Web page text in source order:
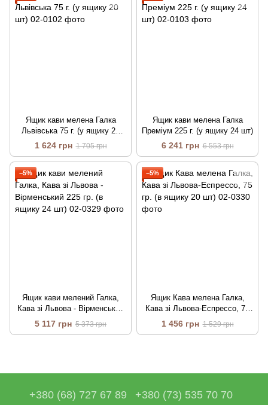
Ящик кави мелена Галка
Львівська 75 г. (у ящику 20
1 624 грн 1 705 грн
Ящик кави мелена Галка
Преміум 225 г. (у ящику 24 шт)
6 241 грн 6 553 грн
−5%
Ящик кави мелений Галка,
Кава зі Львова - Вірменський
225 гр. (в ящику 24 шт)
5 117 грн 5 373 грн
−5%
Ящик Кава мелена Галка,
Кава зі Львова-Еспрессо, 75
гр. (в ящику 20 шт)
1 456 грн 1 529 грн
+380 (68) 727 67 89 +380 (73) 535 70 70